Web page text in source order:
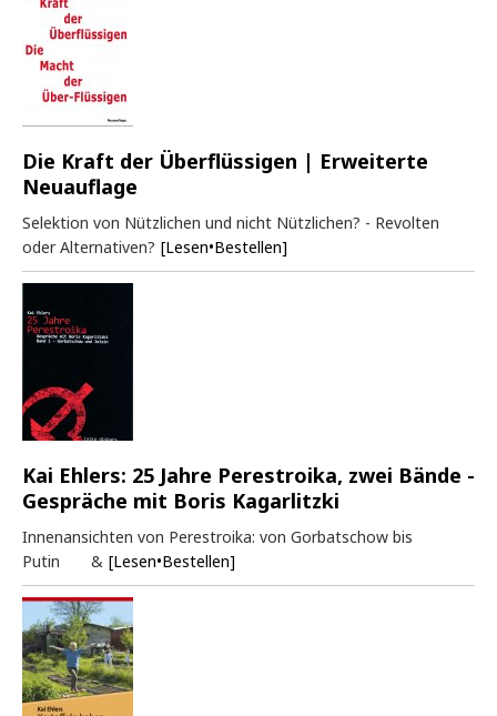
Die Kraft der Überflüssigen | Erweiterte
Neuauflage
Selektion von Nützlichen und nicht Nützlichen? - Revolten
oder Alternativen? [Lesen•Bestellen]
Kai Ehlers: 25 Jahre Perestroika, zwei Bände -
Gespräche mit Boris Kagarlitzki
Innenansichten von Perestroika: von Gorbatschow bis
Putin & [Lesen•Bestellen]